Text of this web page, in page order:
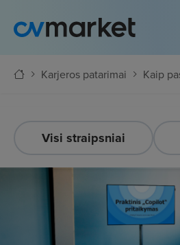
Karjeros patarimai
Visi straipsniai